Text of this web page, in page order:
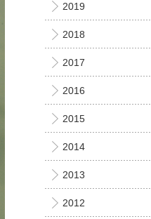
2019
2018
2017
2016
2015
2014
2013
2012